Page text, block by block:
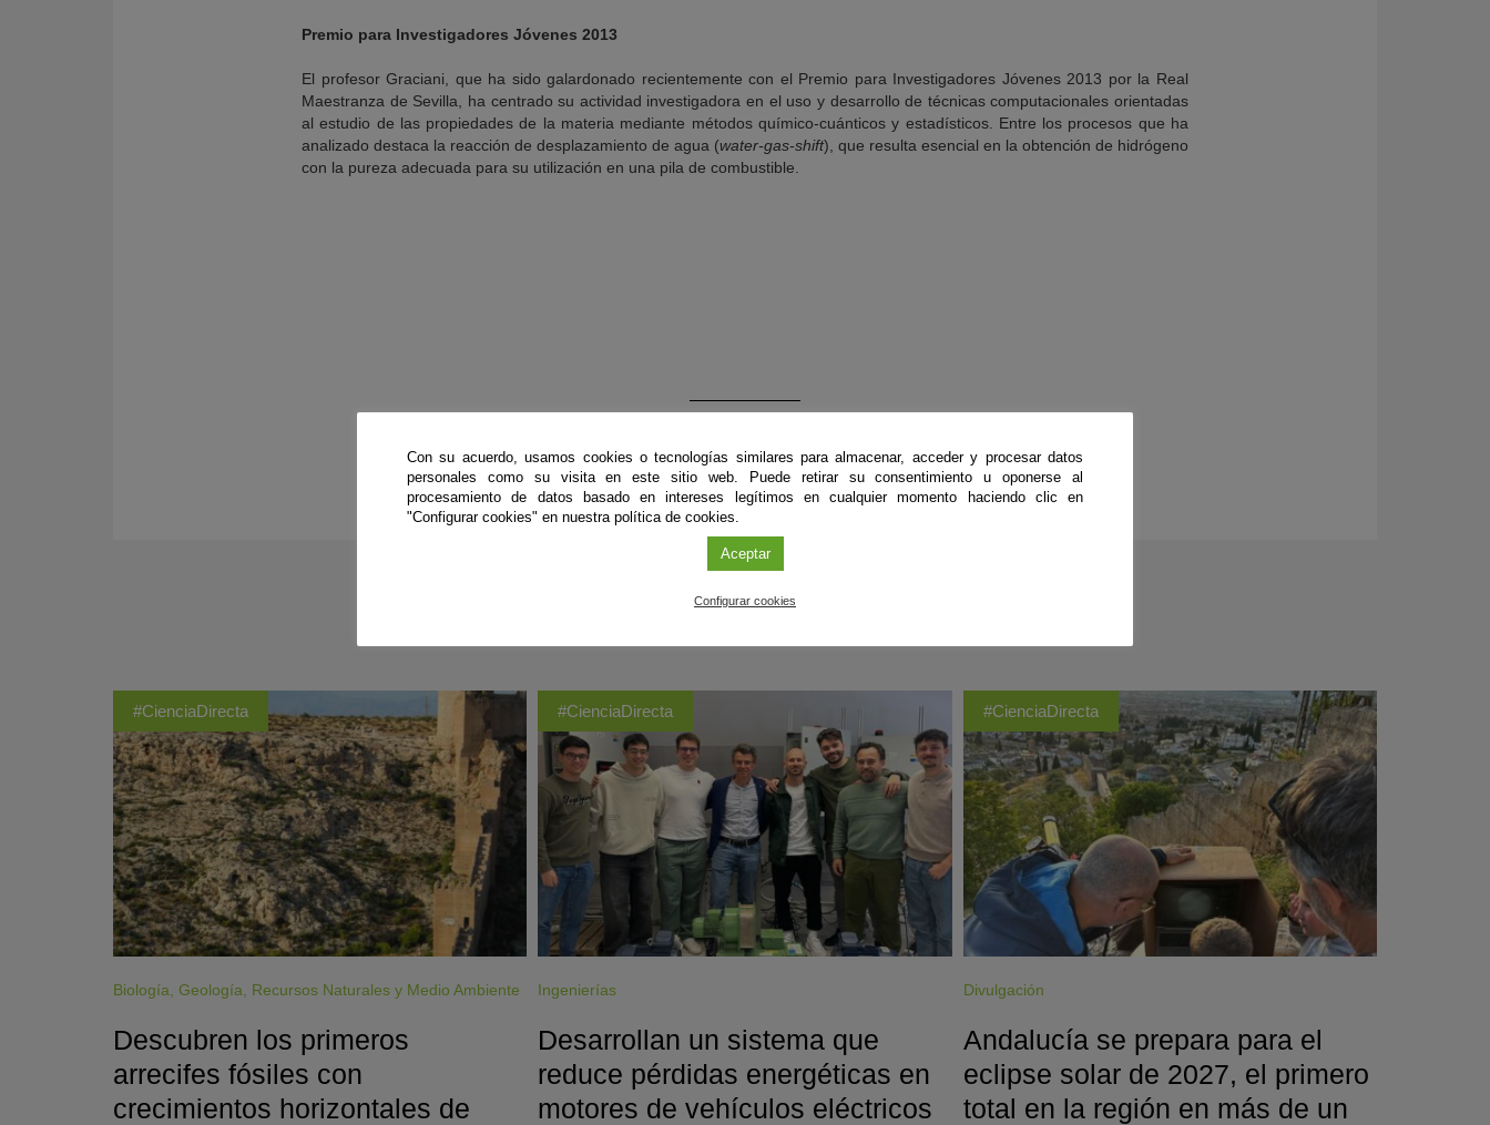
Premio para Investigadores Jóvenes 2013
El profesor Graciani, que ha sido galardonado recientemente con el Premio para Investigadores Jóvenes 2013 por la Real
Maestranza de Sevilla, ha centrado su actividad investigadora en el uso y desarrollo de técnicas computacionales orientadas
al estudio de las propiedades de la materia mediante métodos químico-cuánticos y estadísticos. Entre los procesos que ha
analizado destaca la reacción de desplazamiento de agua (water-gas-shift), que resulta esencial en la obtención de hidrógeno
con la pureza adecuada para su utilización en una pila de combustible.
#CienciaDirecta
Biología Geología Recursos Naturales y Medio Ambiente
Descubren los primeros
arrecifes fósiles con
crecimientos horizontales de
#CienciaDirecta
Ingenierías
Desarrollan un sistema que
reduce pérdidas energéticas en
motores de vehículos eléctricos
#CienciaDirecta
Divulgación
Andalucía se prepara para el
eclipse solar de 2027, el primero
total en la región en más de un
Con su acuerdo, usamos cookies o tecnologías similares para almacenar, acceder y procesar datos
personales como su visita en este sitio web. Puede retirar su consentimiento u oponerse al
procesamiento de datos basado en intereses legítimos en cualquier momento haciendo clic en
"Configurar cookies" en nuestra política de cookies.
Aceptar
Configurar cookies